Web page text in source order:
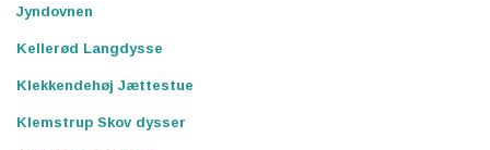
Jyndovnen
Kellerød Langdysse
Klekkendehøj Jættestue
Klemstrup Skov dysser